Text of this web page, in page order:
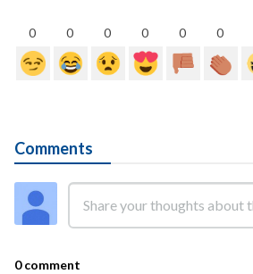
0 0 0 0 0 0
Comments
0 comment